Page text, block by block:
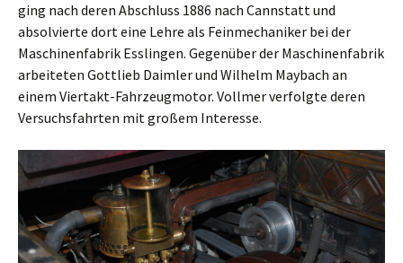
ging nach deren Abschluss 1886 nach Cannstatt und
absolvierte dort eine Lehre als Feinmechaniker bei der
Maschinenfabrik Esslingen. Gegenüber der Maschinenfabrik
arbeiteten Gottlieb Daimler und Wilhelm Maybach an
einem Viertakt-Fahrzeugmotor. Vollmer verfolgte deren
Versuchsfahrten mit großem Interesse.